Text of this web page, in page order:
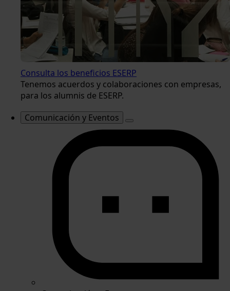
Consulta los beneficios ESERP
Tenemos acuerdos y colaboraciones con empresas,
para los alumnis de ESERP.
Comunicación y Eventos